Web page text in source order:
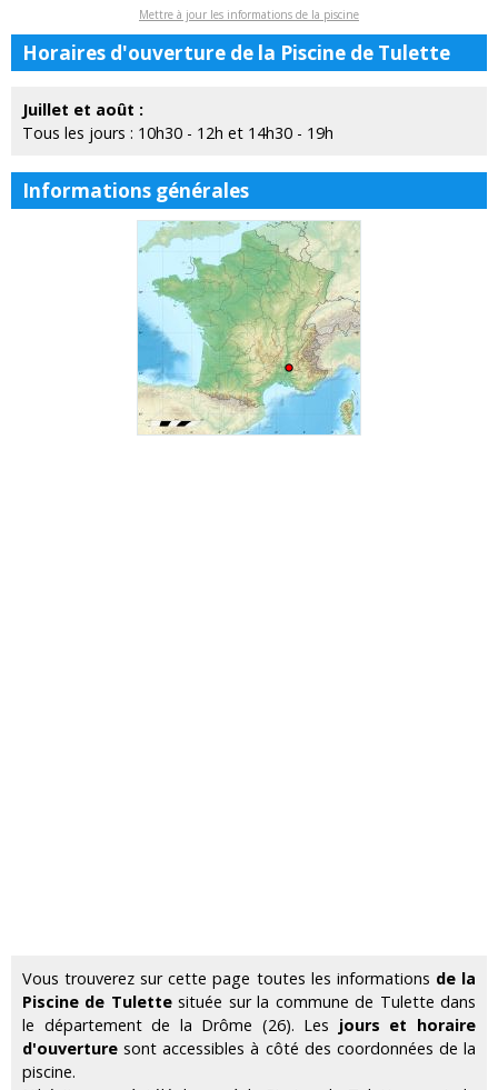
Mettre à jour les informations de la piscine
Horaires d'ouverture de la Piscine de Tulette
Juillet et août :
Tous les jours : 10h30 - 12h et 14h30 - 19h
Informations générales
Vous trouverez sur cette page toutes les informations de la
Piscine de Tulettesituée sur la commune de Tulette dans
le département de la Drôme (26). Les jours et horaire
d'ouverture sont accessibles à côté des coordonnées de la
piscine.